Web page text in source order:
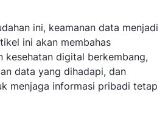
ini, keamanan data menjadi
ini akan membahas
kesehatan digital berkembang,
data yang dihadapi, dan
menjaga informasi pribadi tetap